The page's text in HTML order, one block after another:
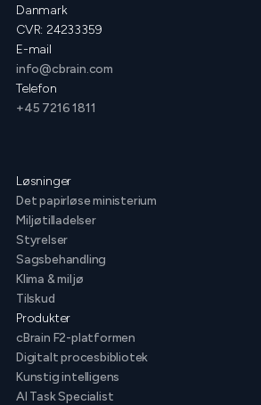
Danmark
CVR: 24233359
E-mail
info@cbrain.com
Telefon
+45 7216 1811
Løsninger
Det papirløse ministerium
Miljøtilladelser
Styrelser
Sagsbehandling
Klima & miljø
Tilskud
Produkter
cBrain F2-platformen
Digitalt procesbibliotek
Kunstig intelligens
AI Task Specialist